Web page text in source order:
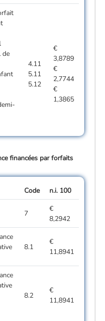
de
4.11
5.11
5.12
€
3,8789
€
2,7744
€
1,3865
financées par forfaits
Code
n.i. 100
7
€
8,2942
8.1
€
11,8941
8.2
€
11,8941